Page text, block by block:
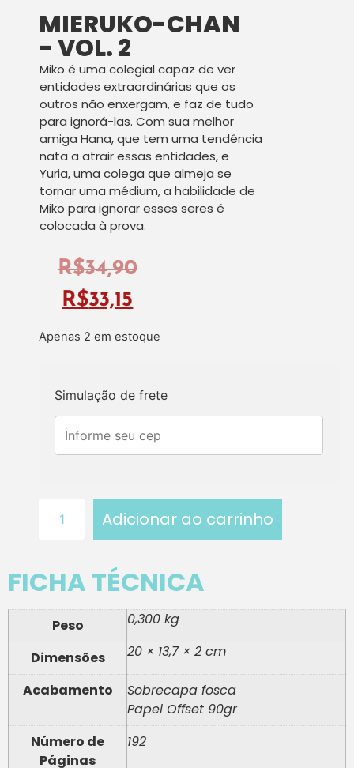
MIERUKO-CHAN
- VOL. 2
Miko é uma colegial capaz de ver
entidades extraordinárias que os
outros não enxergam, e faz de tudo
para ignorá-las. Com sua melhor
amiga Hana, que tem uma tendência
nata a atrair essas entidades, e
Yuria, uma colega que almeja se
tornar uma médium, a habilidade de
Miko para ignorar esses seres é
colocada à prova.
R$34,90
R$33,15
Apenas 2 em estoque
Simulação de frete
Adicionar ao carrinho
FICHA TÉCNICA
Peso 0,300 kg
Dimensões 20 × 13,7 × 2 cm
Acabamento
Sobrecapa fosca
Papel Offset 90gr
Número de
Páginas
192